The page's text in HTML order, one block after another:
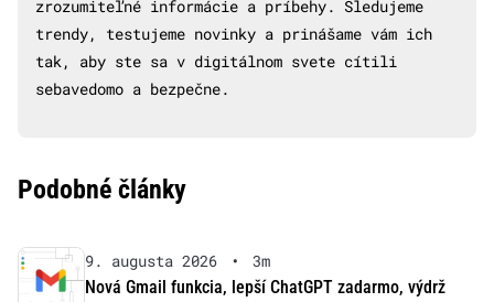
zrozumiteľné informácie a príbehy. Sledujeme
trendy, testujeme novinky a prinášame vám ich
tak, aby ste sa v digitálnom svete cítili
sebavedomo a bezpečne.
Podobné články
9. augusta 2026 •
3m
Nová Gmail funkcia, lepší ChatGPT zadarmo, výdrž